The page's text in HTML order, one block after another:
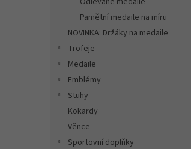
Pamětní medaile na míru
NOVINKA: Držáky na medaile
Trofeje
Medaile
Emblémy
Stuhy
Kokardy
Věnce
Sportovní doplňky